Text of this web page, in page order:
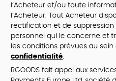
l’Acheteur et/ou toute
l’Acheteur. Tout Acheteur
rectification et de
personnel qui le concerne et
les conditions prévues au sein
confidentialité.
RGOODS fait appel aux